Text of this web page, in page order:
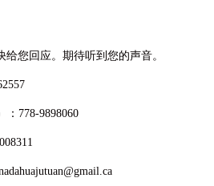
您回应。期待听到您的声音。
：778-9898060